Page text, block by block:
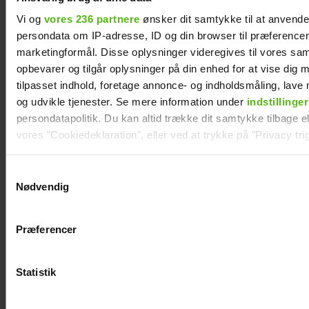
Vi og vores 236 partnere ønsker dit samtykke til at
persondata om IP-adresse, ID og din browser til
marketingformål. Disse oplysninger videregives til vores
opbevarer og tilgår oplysninger på din enhed for at vise dig
tilpasset indhold, foretage annonce- og indholdsmåling, lave
og udvikle tjenester. Se mere information under indstillinger
persondatapolitik. Du kan altid trække dit samtykke tilbage
vores "Cookiedeklaration", eller ved at trykke på "Privacy
Vi anvender egne cookies og cookies fra tredjeparter til at
generere statistik og huske dine præferencer samt til brug
Nødvendig
Præferencer
Statistik
Melvin Kakooza
job